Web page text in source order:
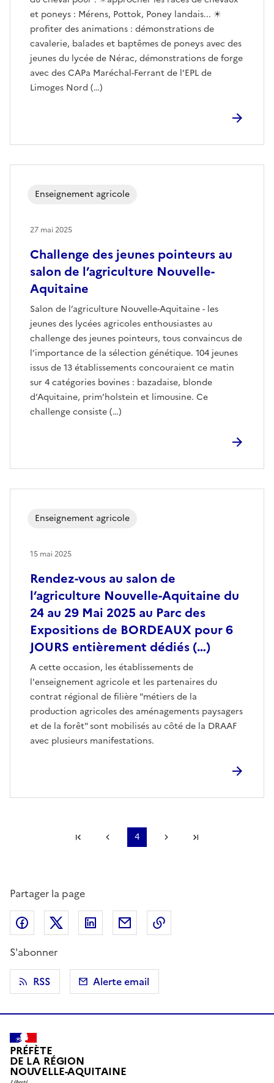
et poneys : Mérens, Pottok, Poney landais... ☀
profiter des animations : démonstrations de
cavalerie, balades et baptêmes de poneys avec des
jeunes du lycée de Nérac, démonstrations de forge
avec des CAPa Maréchal-Ferrant de l’EPL de
Limoges Nord (…)
Challenge des jeunes pointeurs au
salon de l’agriculture Nouvelle-
Aquitaine
Salon de l’agriculture Nouvelle-Aquitaine - les
jeunes des lycées agricoles enthousiastes au
challenge des jeunes pointeurs, tous convaincus de
l’importance de la sélection génétique. 104 jeunes
issus de 13 établissements concouraient ce matin
sur 4 catégories bovines : bazadaise, blonde
d’Aquitaine, prim’holstein et limousine. Ce
challenge consiste (…)
Enseignement agricole
27 mai 2025
Rendez-vous au salon de
l’agriculture Nouvelle-Aquitaine du
24 au 29 Mai 2025 au Parc des
Expositions de BORDEAUX pour 6
JOURS entièrement dédiés (…)
A cette occasion, les établissements de
l'enseignement agricole et les partenaires du
contrat régional de filière "métiers de la
production agricoles des aménagements paysagers
et de la forêt" sont mobilisés au côté de la DRAAF
avec plusieurs manifestations.
Enseignement agricole
15 mai 2025
Première pagePage précédente
4 Page suivante
Partager la page
Partager sur Facebook
Partager sur X (anciennement Twitter)
Partager sur LinkedIn
Partager par email
S'abonner
RSS
Alerte email
PRÉFÈTE
DE LA RÉGION
NOUVELLE-AQUITAINE